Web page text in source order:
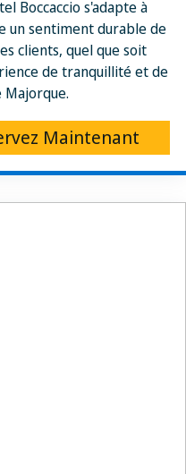
Boccaccio s'adapte à
un sentiment durable de
clients, quel que soit
de tranquillité et de
Maintenant